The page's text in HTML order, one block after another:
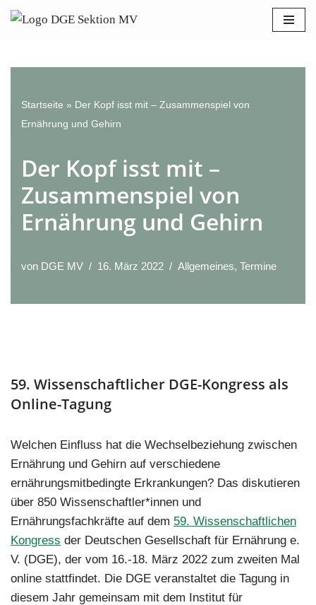
Bitte
beachten
Diese
enthältStartseite » Der Kopf isst mit – Zusammenspiel von
Ernährung und Gehirn
Der Kopf isst mit –
Zusammenspiel von
Ernährung und Gehirn
von DGE MV 16. März 2022 Allgemeines, Termine
59. Wissenschaftlicher DGE-Kongress als
Online-Tagung
Welchen Einfluss hat die Wechselbeziehung zwischen
Ernährung und Gehirn auf verschiedene
ernährungsmitbedingte Erkrankungen? Das diskutieren
über 850 Wissenschaftler*innen und
Ernährungsfachkräfte auf dem 59. Wissenschaftlichen
Kongress der Deutschen Gesellschaft für Ernährung e.
V. (DGE), der vom 16.-18. März 2022 zum zweiten Mal
online stattfindet. Die DGE veranstaltet die Tagung in
diesem Jahr gemeinsam mit dem Institut für